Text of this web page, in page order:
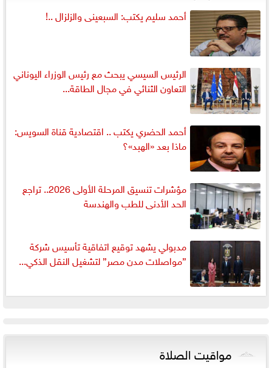
أحمد سليم يكتب: السبعينى والزلزال ..!
الرئيس السيسي يبحث مع رئيس الوزراء اليوناني
التعاون الثنائي في مجال الطاقة...
أحمد الحضري يكتب .. اقتصادية قناة السويس:
ماذا بعد «الهبد»؟
مؤشرات تنسيق المرحلة الأولى 2026.. تراجع
الحد الأدنى للطب والهندسة
مدبولي يشهد توقيع اتفاقية تأسيس شركة
”مواصلات مدن مصر” لتشغيل النقل الذكي...
مواقيت الصلاة